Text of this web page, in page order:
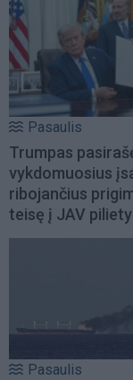
Pasaulis
Trumpas
vykdomuosius
ribojančius
teisę į JAV
Pasaulis